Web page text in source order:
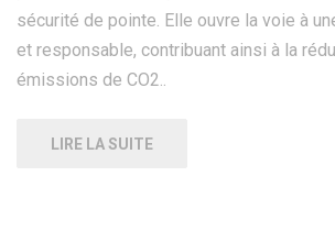
sécurité de pointe. Elle ouvre la voie à
et responsable, contribuant ainsi à la
émissions de CO2..
LIRE LA SUITE